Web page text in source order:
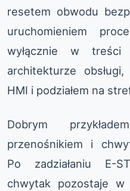
resetem obwodu
uruchomieniem
wyłącznie w
architekturze
HMI i podziałem na
Dobrym
przenośnikiem i
Po zadziałaniu E-
chwytak pozostaje w